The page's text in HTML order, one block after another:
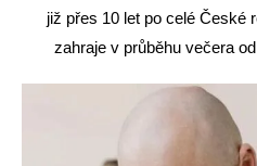
již přes 10 let po celé České
zahraje v průběhu večera